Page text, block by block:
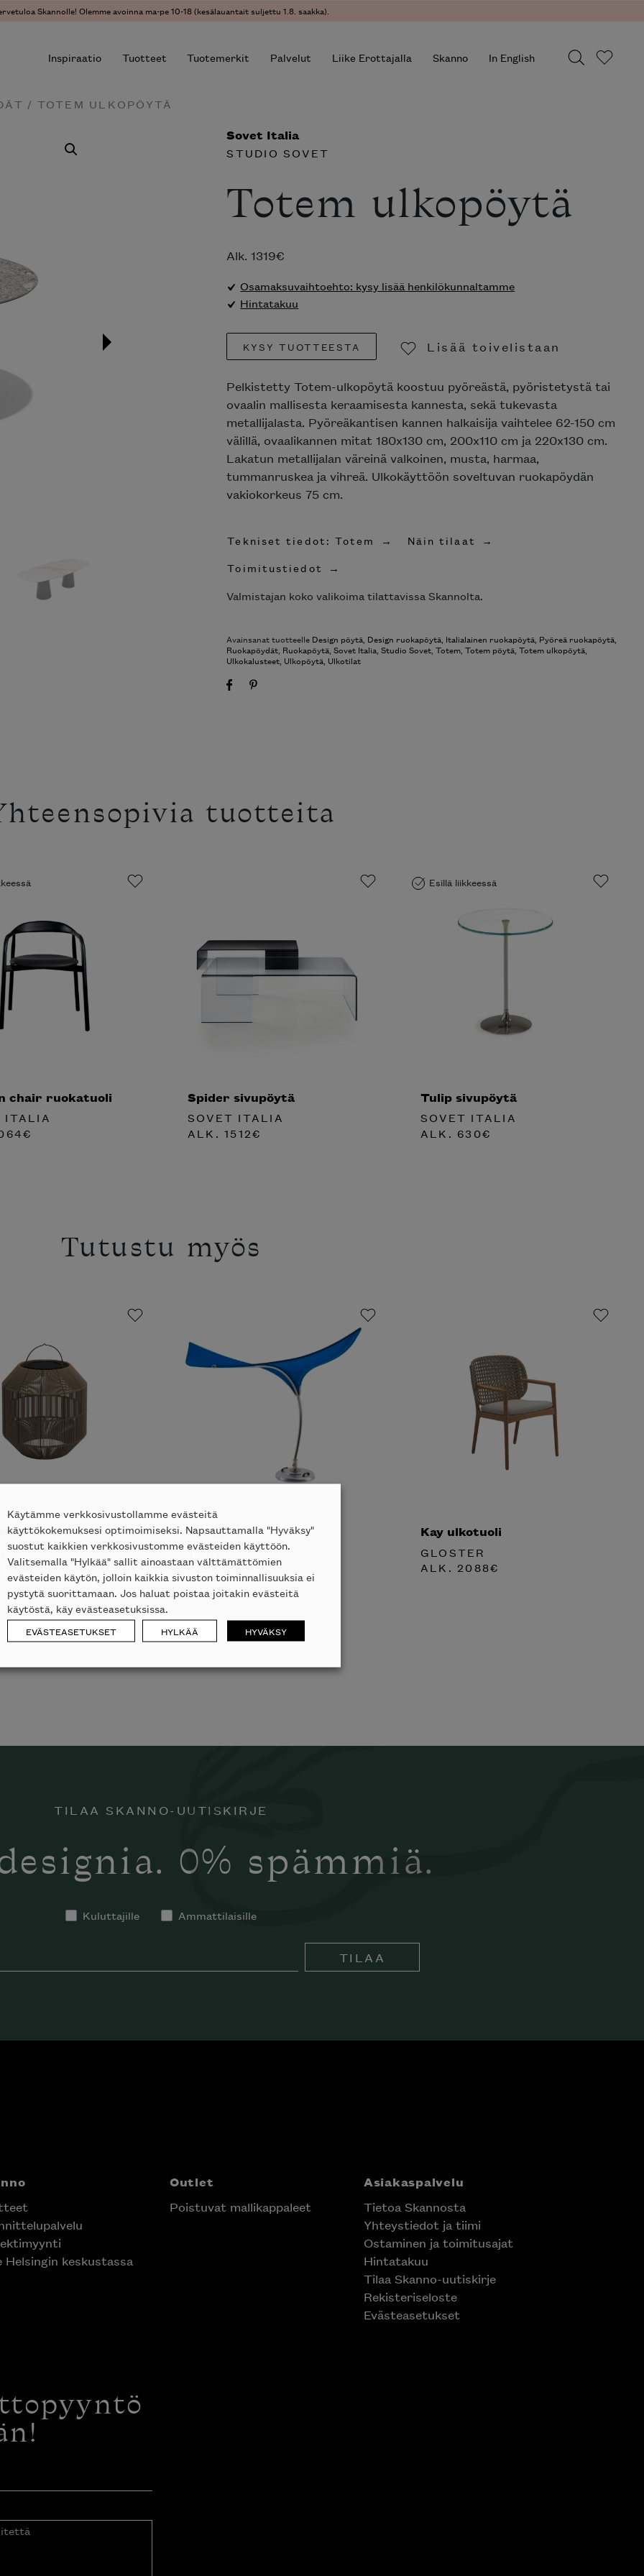
Skannolle! Olemme avoinna ma-pe 10-18 (kesälauantait suljettu 1.8. saakka).
Inspiraatio Tuotteet Tuotemerkit Palvelut Liike Erottajalla Skanno In English
/ TOTEM ULKOPÖYTÄ
Sovet Italia
STUDIO SOVET
Totem ulkopöytä
Alk.1319€
Osamaksuvaihtoehto: kysy lisää henkilökunnaltamme
Hintatakuu
KYSY TUOTTEESTA
Lisää toivelistaan
Pelkistetty Totem-ulkopöytä koostuu pyöreästä, pyöristetystä tai
ovaalin mallisesta keraamisesta kannesta, sekä tukevasta
metallijalasta. Pyöreäkantisen kannen halkaisija vaihtelee 62-150 cm
välillä, ovaalikannen mitat 180x130 cm, 200x110 cm ja 220x130 cm.
Lakatun metallijalan väreinä valkoinen, musta, harmaa,
tummanruskea ja vihreä. Ulkokäyttöön soveltuvan ruokapöydän
vakiokorkeus 75 cm.
Tekniset tiedot: Totem
Näin tilaat
Toimitustiedot
Valmistajan koko valikoima tilattavissa Skannolta.
Avainsanat tuotteelle Design pöytä Design ruokapöytä Italialainen ruokapöytä Pyöreä ruokapöytä
Ruokapöydät Ruokapöytä ,Sovet Italia ,Studio Sovet ,Totem ,Totem pöytä ,Totem ulkopöytä
Ulkokalusteet Ulkopöytä Ulkotilat
tuotteita
chair ruokatuoli
ITALIA
€
Spider sivupöytä
SOVET ITALIA
ALK.1512€
Esillä liikkeessä
Tulip sivupöytä
SOVET ITALIA
ALK. 630€
Tutustu myös
€
Stingray
TUUCI
ALK.21465€
Kay ulkotuoli
GLOSTER
ALK. 2088€
TILAA SKANNO-UUTISKIRJE
0% spämmiä.
Kuluttajille Ammattilaisille
TILAA
Helsingin keskustassa
Outlet
Poistuvat mallikappaleet
Asiakaspalvelu
Tietoa Skannosta
Yhteystiedot ja tiimi
Ostaminen ja toimitusajat
Hintatakuu
Tilaa Skanno-uutiskirje
Rekisteriseloste
Evästeasetukset
Käytämme verkkosivustollamme evästeitä
käyttökokemuksesi optimoimiseksi. Napsauttamalla "Hyväksy"
suostut kaikkien verkkosivustomme evästeiden käyttöön.
Valitsemalla "Hylkää" sallit ainoastaan välttämättömien
evästeiden käytön, jolloin kaikkia sivuston toiminnallisuuksia ei
pystytä suorittamaan. Jos haluat poistaa joitakin evästeitä
käytöstä, käy evästeasetuksissa.
EVÄSTEASETUKSET HYLKÄÄ HYVÄKSY